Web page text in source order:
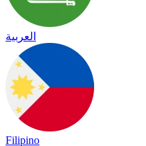
العربية
Filipino